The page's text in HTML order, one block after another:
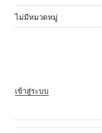
ไม่มีหมวดหมู่
เข้าสู่ระบบ